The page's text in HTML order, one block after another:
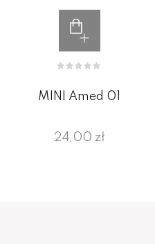
MINI Amed 01
24,00 zł